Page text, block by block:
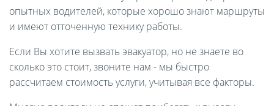
опытных водителей, которые хорошо знают маршруты
и имеют отточенную технику работы.
Если Вы хотите вызвать эвакуатор, но не знаете во
сколько это стоит, звоните нам - мы быстро
рассчитаем стоимость услуги, учитывая все факторы.